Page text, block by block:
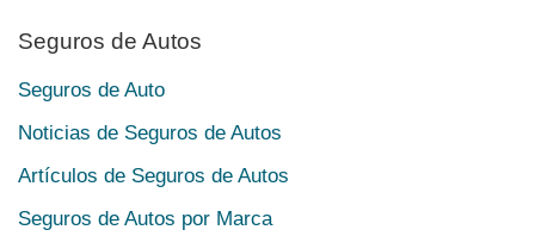
Seguros de Autos
Seguros de Auto
Noticias de Seguros de Autos
Artículos de Seguros de Autos
Seguros de Autos por Marca